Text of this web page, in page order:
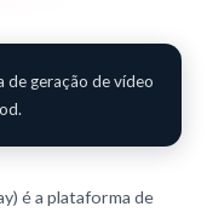
de geração de vídeo
é a plataforma de